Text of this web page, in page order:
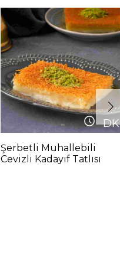
DK
Şerbetli Muhallebili
Cevizli Kadayıf Tatlısı